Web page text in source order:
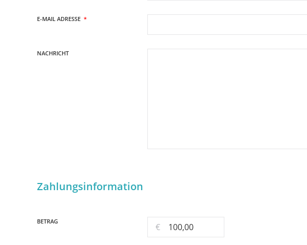
E-MAIL ADRESSE *
NACHRICHT
Zahlungsinformation
BETRAG
€